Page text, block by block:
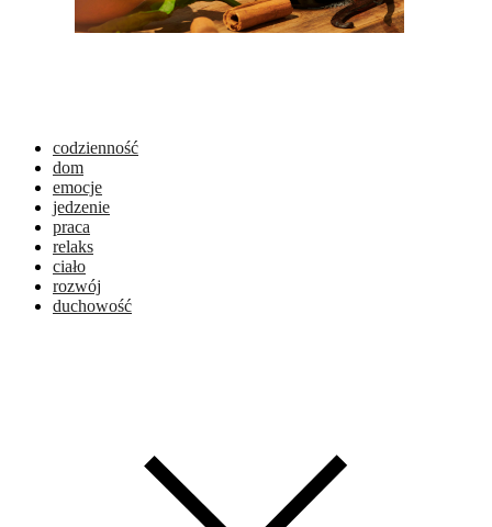
codzienność
dom
emocje
jedzenie
praca
relaks
ciało
rozwój
duchowość